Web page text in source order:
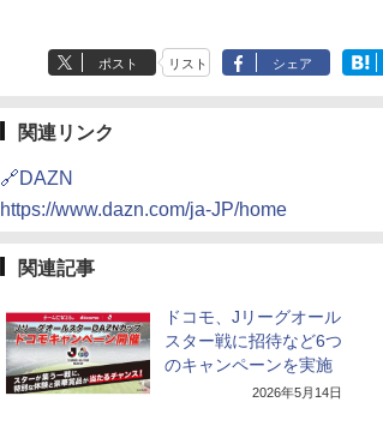
ポスト リスト シェア
関連リンク
🔗DAZN
https://www.dazn.com/ja-JP/home
関連記事
ドコモ、Jリーグオール
スター戦に招待など6つ
のキャンペーンを実施
2026年5月14日